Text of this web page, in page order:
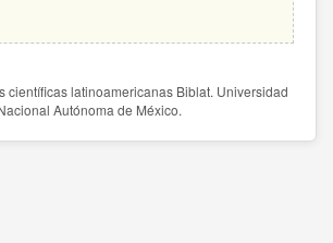
científicas latinoamericanas Biblat. Universidad
Autónoma de México.